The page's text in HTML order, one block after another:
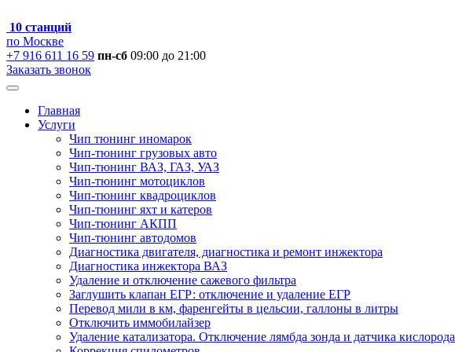
10 станций
по Москве
+7 916 611 16 59 пн-сб 09:00 до 21:00
Заказать звонок
Главная
Услуги
Чип тюнинг иномарок
Чип-тюнинг грузовых авто
Чип-тюнинг ВАЗ, ГАЗ, УАЗ
Чип-тюнинг мотоциклов
Чип-тюнинг квадроциклов
Чип-тюнинг яхт и катеров
Чип-тюнинг АКПП
Чип-тюнинг автодомов
Диагностика двигателя, диагностика и ремонт инжектора
Диагностика инжектора ВАЗ
Удаление и отключение сажевого фильтра
Заглушить клапан ЕГР: отключение и удаление ЕГР
Перевод мили в км, фаренгейты в цельсии, галлоны в литры
Отключить иммобилайзер
Удаление катализатора. Отключение лямбда зонда и датчика кислорода